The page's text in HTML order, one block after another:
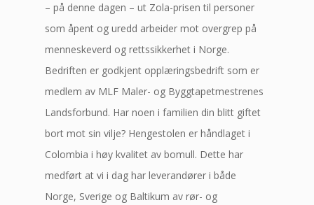
– på denne dagen – ut Zola-prisen til personer
som åpent og uredd arbeider mot overgrep på
menneskeverd og rettssikkerhet i Norge.
Bedriften er godkjent opplæringsbedrift som er
medlem av MLF Maler- og Byggtapetmestrenes
Landsforbund. Har noen i familien din blitt giftet
bort mot sin vilje? Hengestolen er håndlaget i
Colombia i høy kvalitet av bomull. Dette har
medført at vi i dag har leverandører i både
Norge, Sverige og Baltikum av rør- og